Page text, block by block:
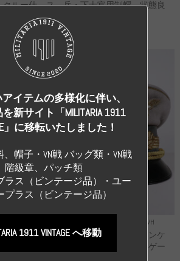
ルー仕
ス 兵・下士官用制帽 状態良
い...
¥99,000
other
察 都市
ャップ...
Repro Uniforms WH
売り切れ
レプリカ ミヒャエル・ヤンケ
製 国家元帥 ヘルマン・ゲー
イテムの多様化に伴い、
新サイト「MILITARIA 1911
」に移転いたしました！
、帽子・VN戦 バッグ類・VN戦
階級章、パッチ類
ラス（ビンテージ品）・ユー
プラス（ビンテージ品）
1911 VINTAGE へ移動